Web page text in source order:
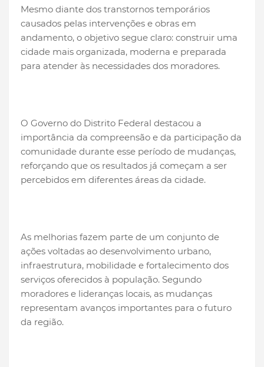
Mesmo diante dos transtornos temporários
causados pelas intervenções e obras em
andamento, o objetivo segue claro: construir uma
cidade mais organizada, moderna e preparada
para atender às necessidades dos moradores.
O Governo do Distrito Federal destacou a
importância da compreensão e da participação da
comunidade durante esse período de mudanças,
reforçando que os resultados já começam a ser
percebidos em diferentes áreas da cidade.
As melhorias fazem parte de um conjunto de
ações voltadas ao desenvolvimento urbano,
infraestrutura, mobilidade e fortalecimento dos
serviços oferecidos à população. Segundo
moradores e lideranças locais, as mudanças
representam avanços importantes para o futuro
da região.